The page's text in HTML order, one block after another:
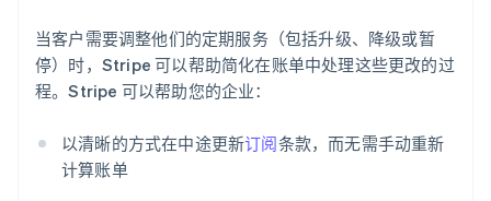
当客户需要调整他们的定期服务（包括升级、降级或暂
停）时，Stripe 可以帮助简化在账单中处理这些更改的过
程。Stripe 可以帮助您的企业：
以清晰的方式在中途更新订阅条款，而无需手动重新
计算账单